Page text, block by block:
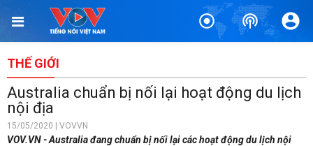
THẾ GIỚI
Australia chuẩn bị nối lại hoạt động du lịch
nội địa
15/05/2020 | VOVVN
VOV.VN - Australia đang chuẩn bị nối lại các hoạt động du lịch nội